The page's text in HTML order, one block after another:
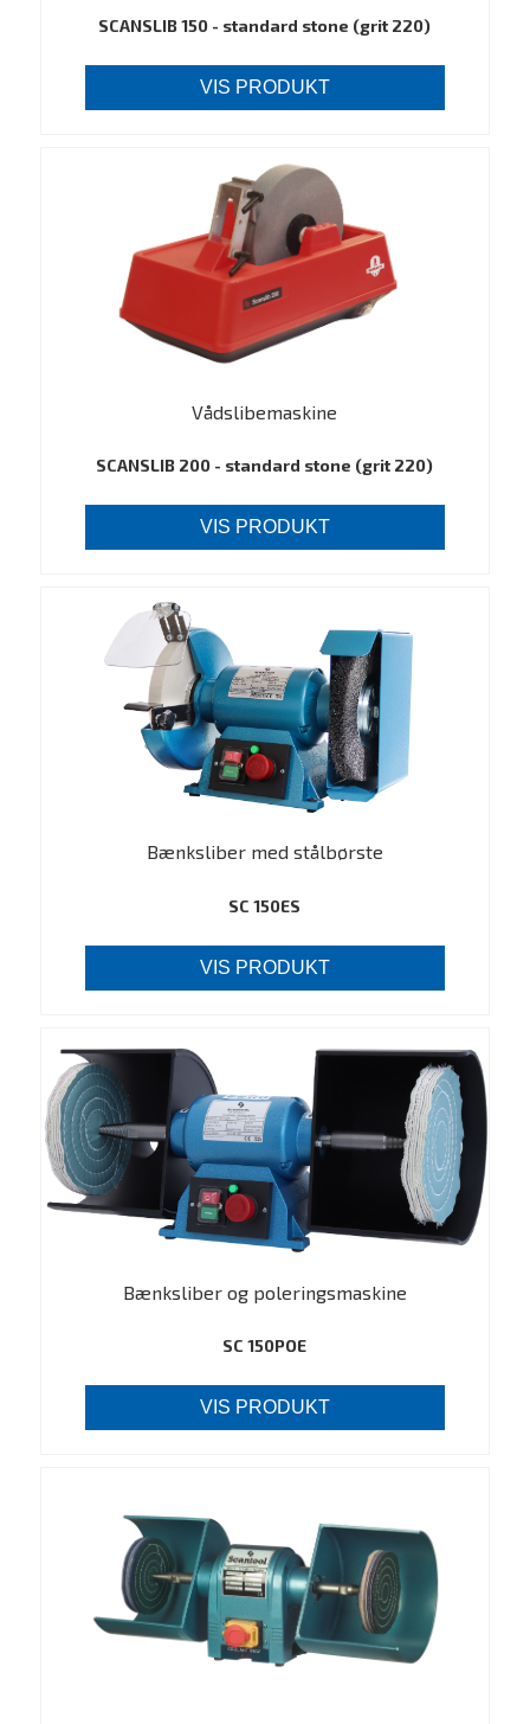
SCANSLIB 150 - standard stone (grit 220)
VIS PRODUKT
Vådslibemaskine
SCANSLIB 200 - standard stone (grit 220)
VIS PRODUKT
Bænksliber med stålbørste
SC 150ES
VIS PRODUKT
Bænksliber og poleringsmaskine
SC 150POE
VIS PRODUKT